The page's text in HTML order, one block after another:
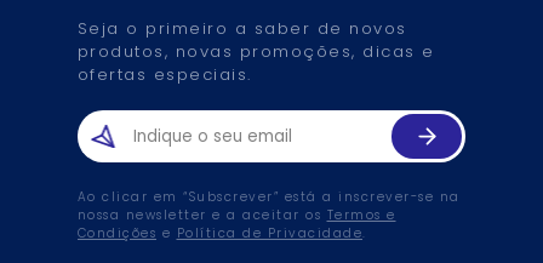
Seja o primeiro a saber de novos
produtos, novas promoções, dicas e
ofertas especiais.
Ao clicar em “Subscrever” está a inscrever-se na
nossa newsletter e a aceitar os Termos e
Condições e Política de Privacidade.